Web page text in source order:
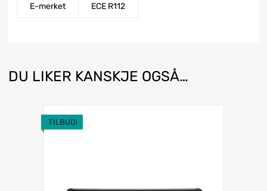
E-merket ECE R112
DU LIKER KANSKJE OGSÅ…
TILBUD!